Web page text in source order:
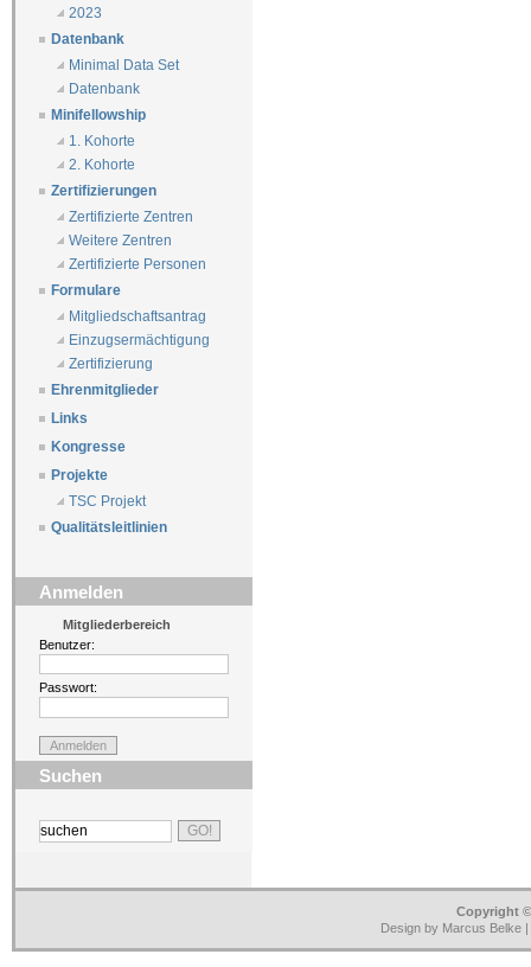
2023
Datenbank
Minimal Data Set
Datenbank
Minifellowship
1. Kohorte
2. Kohorte
Zertifizierungen
Zertifizierte Zentren
Weitere Zentren
Zertifizierte Personen
Formulare
Mitgliedschaftsantrag
Einzugsermächtigung
Zertifizierung
Ehrenmitglieder
Links
Kongresse
Projekte
TSC Projekt
Qualitätsleitlinien
Anmelden
Mitgliederbereich
Benutzer:
Passwort:
Suchen
Copyright
Design by Marcus Belke